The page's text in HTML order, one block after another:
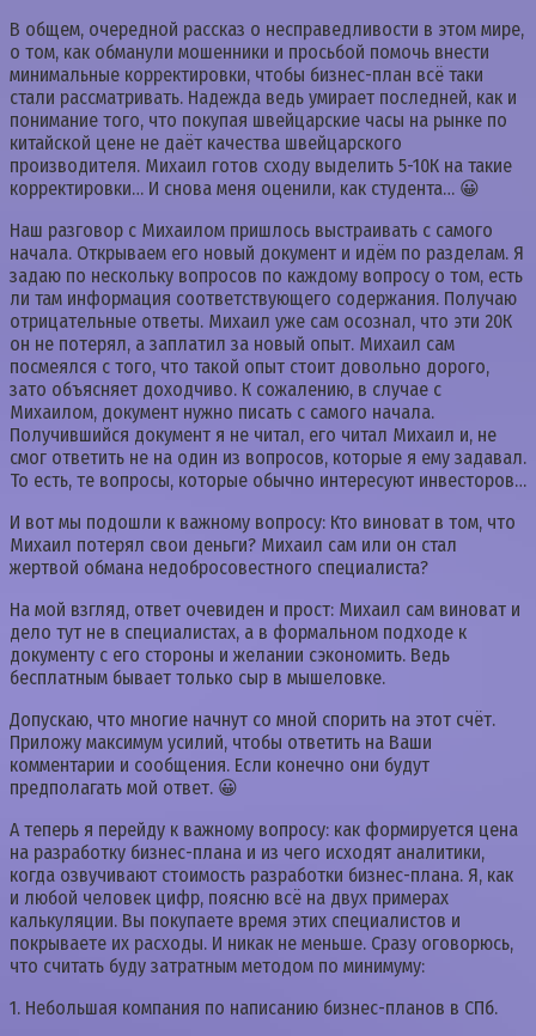
В общем, очередной рассказ о несправедливости в этом мире,
о том, как обманули мошенники и просьбой помочь внести
минимальные корректировки, чтобы бизнес-план всё таки
стали рассматривать. Надежда ведь умирает последней, как и
понимание того, что покупая швейцарские часы на рынке по
китайской цене не даёт качества швейцарского
производителя. Михаил готов сходу выделить 5-10К на такие
корректировки… И снова меня оценили, как студента… 😀
Наш разговор с Михаилом пришлось выстраивать с самого
начала. Открываем его новый документ и идём по разделам. Я
задаю по нескольку вопросов по каждому вопросу о том, есть
ли там информация соответствующего содержания. Получаю
отрицательные ответы. Михаил уже сам осознал, что эти 20К
он не потерял, а заплатил за новый опыт. Михаил сам
посмеялся с того, что такой опыт стоит довольно дорого,
зато объясняет доходчиво. К сожалению, в случае с
Михаилом, документ нужно писать с самого начала.
Получившийся документ я не читал, его читал Михаил и, не
смог ответить не на один из вопросов, которые я ему задавал.
То есть, те вопросы, которые обычно интересуют инвесторов…
И вот мы подошли к важному вопросу: Кто виноват в том, что
Михаил потерял свои деньги? Михаил сам или он стал
жертвой обмана недобросовестного специалиста?
На мой взгляд, ответ очевиден и прост: Михаил сам виноват и
дело тут не в специалистах, а в формальном подходе к
документу с его стороны и желании сэкономить. Ведь
бесплатным бывает только сыр в мышеловке.
Допускаю, что многие начнут со мной спорить на этот счёт.
Приложу максимум усилий, чтобы ответить на Ваши
комментарии и сообщения. Если конечно они будут
предполагать мой ответ. 😀
А теперь я перейду к важному вопросу: как формируется цена
на разработку бизнес-плана и из чего исходят аналитики,
когда озвучивают стоимость разработки бизнес-плана. Я, как
и любой человек цифр, поясню всё на двух примерах
калькуляции. Вы покупаете время этих специалистов и
покрываете их расходы. И никак не меньше. Сразу оговорюсь,
что считать буду затратным методом по минимуму:
1. Небольшая компания по написанию бизнес-планов в СПб.